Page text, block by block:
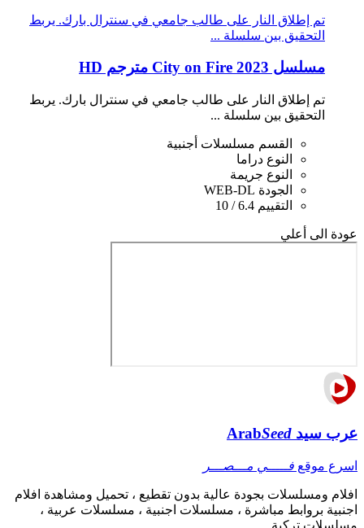
تم إطلاق النار على طالب جامعي في سنترال بارك. يربط
التحقيق بين سلسلة ...
مسلسل City on Fire 2023 مترجم HD
تم إطلاق النار على طالب جامعي في سنترال بارك. يربط
التحقيق بين سلسلة ...
القسم مسلسلات أجنبية
النوع دراما
النوع جريمة
الجودة WEB-DL
التقييم 6.4 / 10
عودة الى أعلي
عرب سيد ArabSeed
اسرع موقع فـــــي مـــصـــر
افلام ومسلسلات بجودة عالية بدون تقطيع ، تحميل ومشاهدة افلام
اجنبية بروابط مباشرة ، مسلسلات اجنبية ، مسلسلات عربية ،
مسلسلات تركية